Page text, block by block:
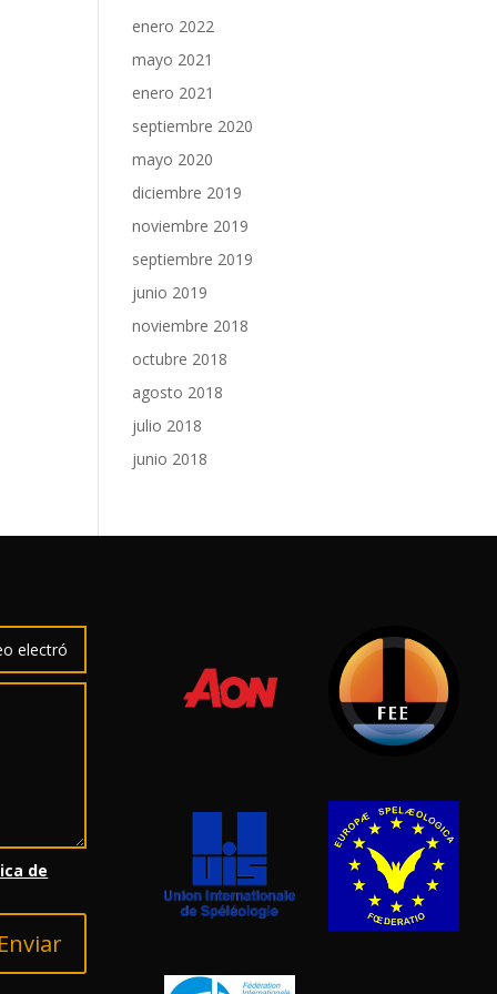
enero 2022
mayo 2021
enero 2021
septiembre 2020
mayo 2020
diciembre 2019
noviembre 2019
septiembre 2019
junio 2019
noviembre 2018
octubre 2018
agosto 2018
julio 2018
junio 2018
de